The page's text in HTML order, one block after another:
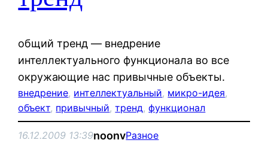
общий тренд — внедрение
интеллектуального функционала во все
окружающие нас привычные объекты.
внедрение, интеллектуальный, микро-идея
объект, привычный, тренд, функционал
16.12.2009 13:39noonvРазное